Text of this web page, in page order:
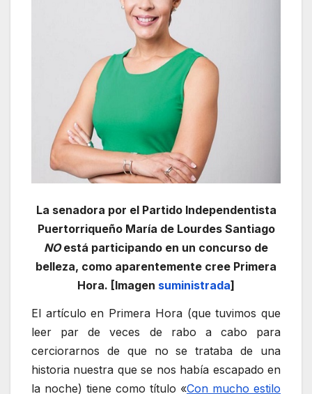
La senadora por el Partido Independentista
Puertorriqueño María de Lourdes Santiago
NOestá participando en un concurso de
belleza, como aparentemente cree Primera
Hora. [Imagen suministrada]
El artículo en Primera Hora (que tuvimos que
leer par de veces de rabo a cabo para
cerciorarnos de que no se trataba de una
historia nuestra que se nos había escapado en
la noche) tiene como título «Con mucho estilo